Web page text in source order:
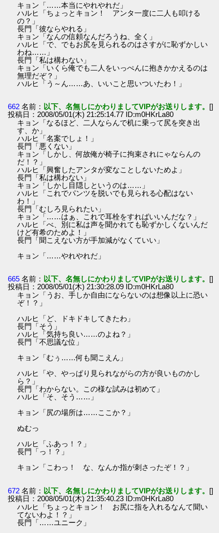
キョン「……本当にやれやれだ」
ハルヒ「ちょっとキョン！ アンタ一度に二人も叩ける
の？」
長門「彼ならやれる」
キョン「なんの信頼なんだろうね、全く」
ハルヒ「で、でもお尻を見られるのはさすがに恥ずかしい
わね……」
長門「私は構わない」
キョン「いくら俺でも二人をいっぺんに抱きかかえるのは
無理だぞ？」
ハルヒ「う～ん……あ、いいこと思いついたわ！」
662 名前： 以下、名無しにかわりましてVIPがお送りします。 []
投稿日：2008/05/01(木) 21:25:14.77 ID:m0HKrLa80
キョン「なるほど、二人ならんで机に乗って尻を突き出
す、か」
ハルヒ「名案でしょ！」
長門「悪くない」
キョン「しかし、何故俺が椅子に拘束されにゃならんの
だ！？」
ハルヒ「興奮したアンタが変なことしないためよ」
長門「私は構わない」
キョン「しかし目隠しというのは……」
ハルヒ「これでパンツを脱いでも見られる心配はない
わ！」
長門「むしろ見られたい」
キョン「……はぁ、これで耳栓をすればいいんだな？」
ハルヒ「べ、別に私は声を聞かれても恥ずかしくないんだ
けど有希のためよ！」
長門「聞こえない方が手加減がなくていい」
キョン「……やれやれだ」
665 名前： 以下、名無しにかわりましてVIPがお送りします。 []
投稿日：2008/05/01(木) 21:30:28.09 ID:m0HKrLa80
キョン「うお、手しか自由にならないのは想像以上に恐い
ぞ！？」
ハルヒ「ど、ドキドキしてきたわ」
長門「そう」
ハルヒ「気持ち良い……のよね？」
長門「不思議な位」
キョン「むぅ……何も聞こえん」
ハルヒ「や、やっぱり見られながらの方が良いものかし
ら？」
長門「わからない。この様な試みは初めて」
ハルヒ「そ、そう……」
キョン「尻の場所は……ここか？」
ぬむっ
ハルヒ「ふあっ！？」
長門「っ！？」
キョン「こわっ！ な、なんか指が刺さったぞ！？」
672 名前： 以下、名無しにかわりましてVIPがお送りします。 []
投稿日：2008/05/01(木) 21:35:40.23 ID:m0HKrLa80
ハルヒ「ちょっとキョン！ お尻に指を入れるなんて聞い
てないわよ！？」
長門「……ユニーク」